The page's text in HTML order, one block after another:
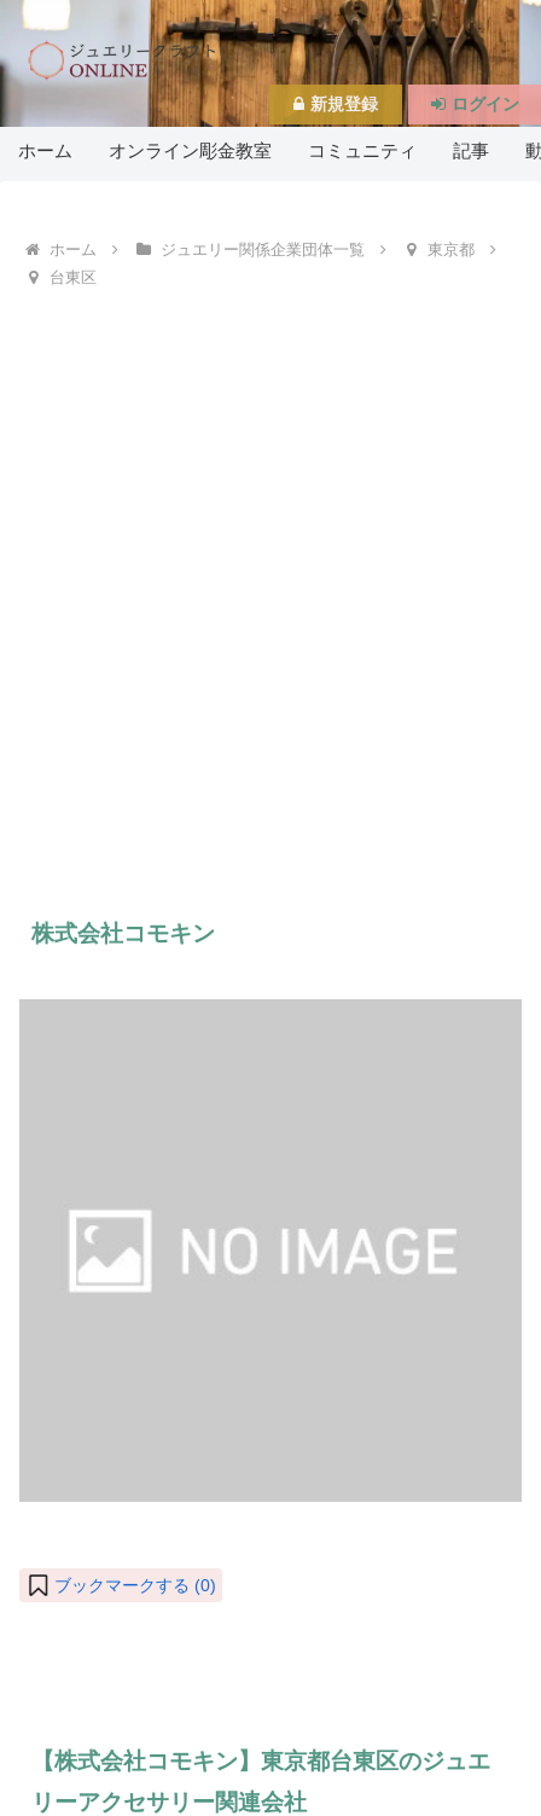
ホーム オンライン彫金教室 コミュニティ 記事
ホーム ジュエリー関係企業団体一覧
東京都
台東区
株式会社コモキン
ブックマークする (0)
【株式会社コモキン】東京都台東区のジュエ
リーアクセサリー関連会社
新規登録 ログイン